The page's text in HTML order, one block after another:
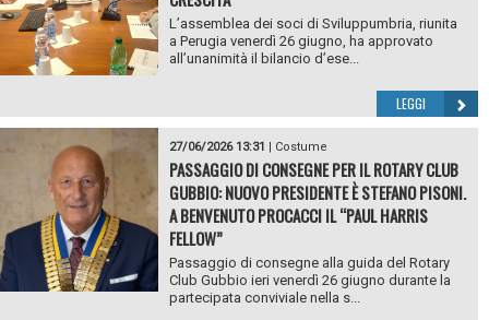
L’assemblea dei soci di Sviluppumbria, riunita
a Perugia venerdì 26 giugno, ha approvato
all’unanimità il bilancio d’ese...
LEGGI
27/06/2026 13:31 | Costume
PASSAGGIO DI CONSEGNE PER IL ROTARY CLUB
GUBBIO: NUOVO PRESIDENTE È STEFANO PISONI.
A BENVENUTO PROCACCI IL “PAUL HARRIS
FELLOW”
Passaggio di consegne alla guida del Rotary
Club Gubbio ieri venerdì 26 giugno durante la
partecipata conviviale nella s...